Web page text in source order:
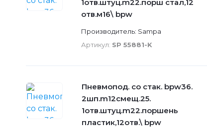
1отв.штуц.m22.порш стал,12
отв.м16\ bpw
Производитель: Sampa
Артикул: SP 55881-K
Пневмопод. со стак. bpw36.
2шп.m12смещ.25.
1отв.штуц.m22.поршень
пластик,12отв.\ bpw